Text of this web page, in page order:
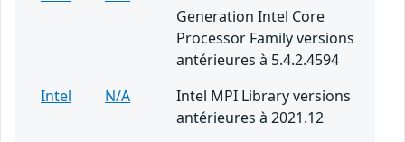
Generation Intel Core
Processor Family versions
antérieures à 5.4.2.4594
Intel
N/A
Intel MPI Library versions
antérieures à 2021.12